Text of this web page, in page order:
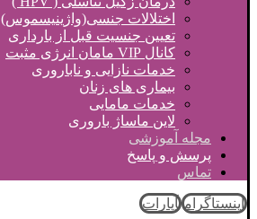
اختلالات جنسی(واژینیسموس)
تعیین جنسیت قبل از بارداری
کانال VIP مامان انرژی مثبت
خدمات نازایی و ناباروری
بیماری های زنان
خدمات مامایی
لاین ماساژ باروری
مجله آموزشی
پرسش و پاسخ
تماس
اینستاگرام آپارات